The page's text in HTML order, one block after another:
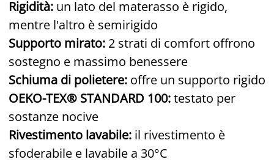
Rigidità: un lato del materasso è rigido,
mentre l'altro è semirigido
Supporto mirato: 2 strati di comfort offrono
sostegno e massimo benessere
Schiuma di polietere: offre un supporto rigido
OEKO-TEX® STANDARD 100:testato per
sostanze nocive
Rivestimento lavabile: il rivestimento è
sfoderabile e lavabile a 30°C